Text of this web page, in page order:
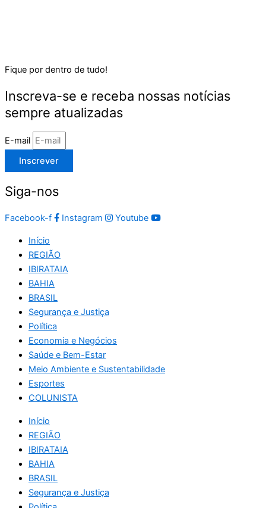
Fique por dentro de tudo!
Inscreva-se e receba nossas notícias
sempre atualizadas
E-mail
Inscrever
Siga-nos
Facebook-f Instagram Youtube
Início
REGIÃO
IBIRATAIA
BAHIA
BRASIL
Segurança e Justiça
Política
Economia e Negócios
Saúde e Bem-Estar
Meio Ambiente e Sustentabilidade
Esportes
COLUNISTA
Início
REGIÃO
IBIRATAIA
BAHIA
BRASIL
Segurança e Justiça